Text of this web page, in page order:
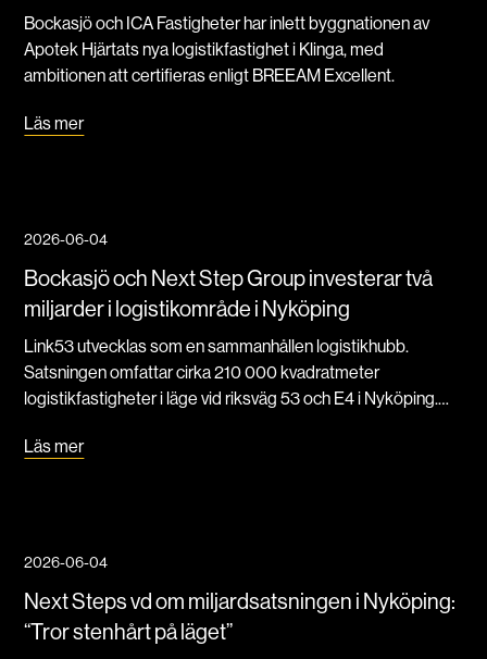
Bockasjö och ICA Fastigheter har inlett byggnationen av
Apotek Hjärtats nya logistikfastighet i Klinga, med
ambitionen att certifieras enligt BREEAM Excellent.
Läs mer
2026-06-04
Bockasjö och Next Step Group investerar två
miljarder i logistikområde i Nyköping
Link53 utvecklas som en sammanhållen logistikhubb.
Satsningen omfattar cirka 210 000 kvadratmeter
logistikfastigheter i läge vid riksväg 53 och E4 i Nyköping.
cirka 60 fotbollsplaner.
Läs mer
2026-06-04
Next Steps vd om miljardsatsningen i Nyköping:
“Tror stenhårt på läget”